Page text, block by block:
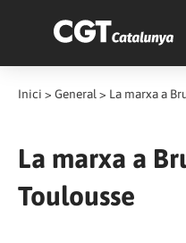
Inici > General > La marxa a
La marxa a
Toulousse